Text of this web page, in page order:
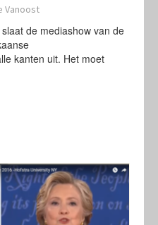
Vanoost
de mediashow van de
kanten uit. Het moet